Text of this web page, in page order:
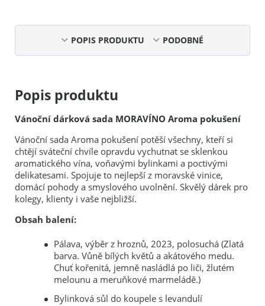
POPIS PRODUKTU PODOBNÉ
Popis produktu
Vánoční dárková sada MORAVÍNO Aroma pokušení
Vánoční sada Aroma pokušení potěší všechny, kteří si
chtějí sváteční chvíle opravdu vychutnat se sklenkou
aromatického vína, voňavými bylinkami a poctivými
delikatesami. Spojuje to nejlepší z moravské vinice,
domácí pohody a smyslového uvolnění. Skvělý dárek pro
kolegy, klienty i vaše nejbližší.
Obsah balení:
Pálava, výběr z hroznů, 2023, polosuchá (Zlatá
barva. Vůně bílých květů a akátového medu.
Chuť kořenitá, jemně nasládlá po liči, žlutém
melounu a meruňkové marmeládě.)
Bylinková sůl do koupele s levandulí